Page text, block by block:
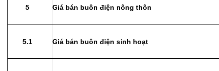
5 Giá bán buôn điện nông thôn
5.1 Giá bán buôn điện sinh hoạt